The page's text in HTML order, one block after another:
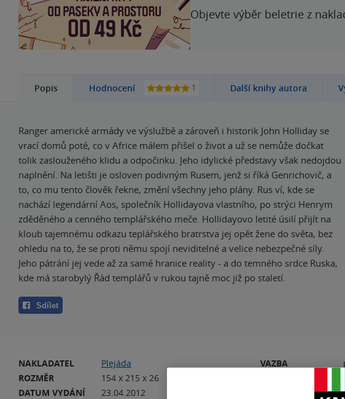
Objevte výběr beletrie z
Popis Hodnocení 1 Další knihy autora
Ranger americké armády ve výslužbě a zároveň i historik John Holliday se
vrací domů poté, co v Africe málem přišel o život a už se nemůže dočkat
tolik zaslouženého klidu a odpočinku. Jeho idylické představy však nedojdou
naplnění. Na letišti je osloven podivným Rusem, jenž si říká Genrichovič, a
to, co mu tento člověk řekne, změní všechny jeho plány. Rus ví, kde se
nachází legendární Aos, společník Hollidayova vlastního, po strýci Henrym
zděděného a cenného templářského meče. Hollidayovo letité úsilí přijít na
kloub tajemnému odkazu teplářského bratrstva jej opět žene do světa, bez
ohledu na to, že se proti němu spojí neviditelné a velice nebezpečné síly.
Jeho pátrání jej vede až za samé hranice reality - a do temného srdce Ruska,
kde má starobylý Řád templářů v rukou tajně moc již po staletí.
Sdílet
NAKLADATEL
Plejáda
ROZMĚR
154 x 215 x 26
DATUM VYDÁNÍ
23.04.2012
VAZBA